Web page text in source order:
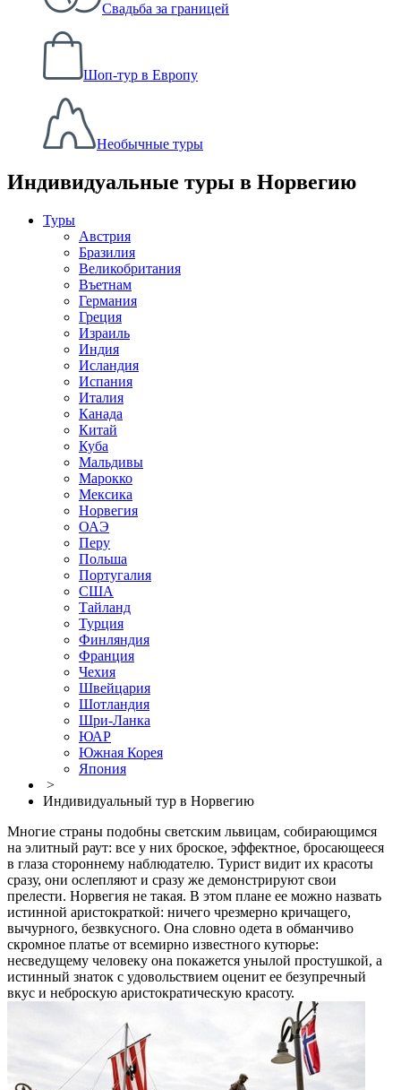
Свадьба за границей
Шоп-тур в Европу
Необычные туры
Индивидуальные туры в Норвегию
Туры
Австрия
Бразилия
Великобритания
Въетнам
Германия
Греция
Израиль
Индия
Исландия
Испания
Италия
Канада
Китай
Куба
Мальдивы
Марокко
Мексика
Норвегия
ОАЭ
Перу
Польша
Португалия
США
Тайланд
Турция
Финляндия
Франция
Чехия
Швейцария
Шотландия
Шри-Ланка
ЮАР
Южная Корея
Япония
>
Индивидуальный тур в Норвегию
Многие страны подобны светским львицам, собирающимся
на элитный раут: все у них броское, эффектное, бросающееся
в глаза стороннему наблюдателю. Турист видит их красоты
сразу, они ослепляют и сразу же демонстрируют свои
прелести. Норвегия не такая. В этом плане ее можно назвать
истинной аристократкой: ничего чрезмерно кричащего,
вычурного, безвкусного. Она словно одета в обманчиво
скромное платье от всемирно известного кутюрье:
несведущему человеку она покажется унылой простушкой, а
истинный знаток с удовольствием оценит ее безупречный
вкус и неброскую аристократическую красоту.